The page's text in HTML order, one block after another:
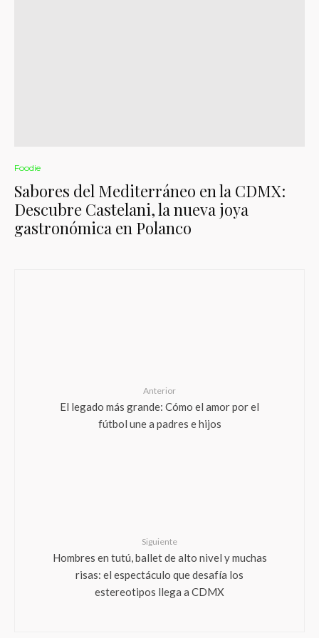
Foodie
Sabores del Mediterráneo en la CDMX:
Descubre Castelani, la nueva joya
gastronómica en Polanco
Anterior
El legado más grande: Cómo el amor por el
fútbol une a padres e hijos
Siguiente
Hombres en tutú, ballet de alto nivel y muchas
risas: el espectáculo que desafía los
estereotipos llega a CDMX